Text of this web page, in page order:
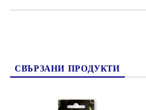
СВЪРЗАНИ ПРОДУКТИ